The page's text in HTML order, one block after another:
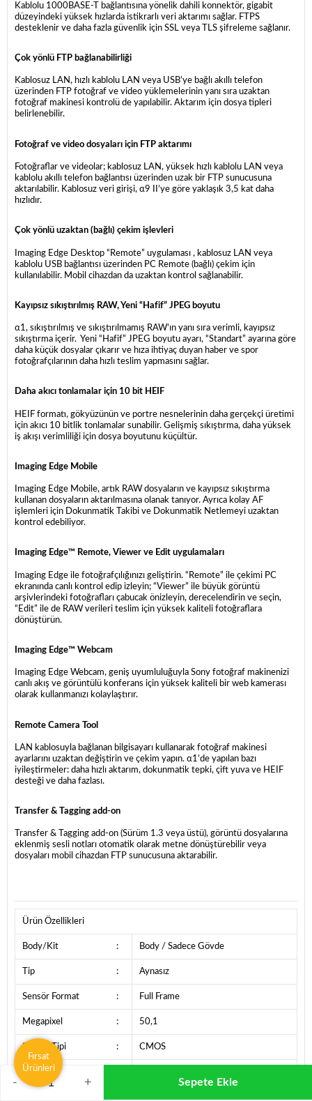
- + Sepete Ekle
Kablolu 1000BASE-T bağlantısına yönelik dahili konnektör, gigabit
düzeyindeki yüksek hızlarda istikrarlı veri aktarımı sağlar. FTPS
desteklenir ve daha fazla güvenlik için SSL veya TLS şifreleme sağlanır.
Çok yönlü FTP bağlanabilirliği
Kablosuz LAN, hızlı kablolu LAN veya USB’ye bağlı akıllı telefon
üzerinden FTP fotoğraf ve video yüklemelerinin yanı sıra uzaktan
fotoğraf makinesi kontrolü de yapılabilir. Aktarım için dosya tipleri
belirlenebilir.
Fotoğraf ve video dosyaları için FTP aktarımı
Fotoğraflar ve videolar; kablosuz LAN, yüksek hızlı kablolu LAN veya
kablolu akıllı telefon bağlantısı üzerinden uzak bir FTP sunucusuna
aktarılabilir. Kablosuz veri girişi, α9 II’ye göre yaklaşık 3,5 kat daha
hızlıdır.
Çok yönlü uzaktan (bağlı) çekim işlevleri
Imaging Edge Desktop “Remote” uygulaması , kablosuz LAN veya
kablolu USB bağlantısı üzerinden PC Remote (bağlı) çekim için
kullanılabilir. Mobil cihazdan da uzaktan kontrol sağlanabilir.
Kayıpsız sıkıştırılmış RAW, Yeni “Hafif” JPEG boyutu
α1, sıkıştırılmış ve sıkıştırılmamış RAW’ın yanı sıra verimli, kayıpsız
sıkıştırma içerir. Yeni “Hafif” JPEG boyutu ayarı, “Standart” ayarına göre
daha küçük dosyalar çıkarır ve hıza ihtiyaç duyan haber ve spor
fotoğrafçılarının daha hızlı teslim yapmasını sağlar.
Daha akıcı tonlamalar için 10 bit HEIF
HEIF formatı, gökyüzünün ve portre nesnelerinin daha gerçekçi üretimi
için akıcı 10 bitlik tonlamalar sunabilir. Gelişmiş sıkıştırma, daha yüksek
iş akışı verimliliği için dosya boyutunu küçültür.
Imaging Edge Mobile
Imaging Edge Mobile, artık RAW dosyaların ve kayıpsız sıkıştırma
kullanan dosyaların aktarılmasına olanak tanıyor. Ayrıca kolay AF
işlemleri için Dokunmatik Takibi ve Dokunmatik Netlemeyi uzaktan
kontrol edebiliyor.
Imaging Edge™ Remote, Viewer ve Edit uygulamaları
Imaging Edge ile fotoğrafçılığınızı geliştirin. “Remote” ile çekimi PC
ekranında canlı kontrol edip izleyin; “Viewer” ile büyük görüntü
arşivlerindeki fotoğrafları çabucak önizleyin, derecelendirin ve seçin,
“Edit” ile de RAW verileri teslim için yüksek kaliteli fotoğraflara
dönüştürün.
Imaging Edge™ Webcam
Imaging Edge Webcam, geniş uyumluluğuyla Sony fotoğraf makinenizi
canlı akış ve görüntülü konferans için yüksek kaliteli bir web kamerası
olarak kullanmanızı kolaylaştırır.
Remote Camera Tool
LAN kablosuyla bağlanan bilgisayarı kullanarak fotoğraf makinesi
ayarlarını uzaktan değiştirin ve çekim yapın. α1’de yapılan bazı
iyileştirmeler: daha hızlı aktarım, dokunmatik tepki, çift yuva ve HEIF
desteği ve daha fazlası.
Transfer & Tagging add-on
Transfer & Tagging add-on (Sürüm 1.3 veya üstü), görüntü dosyalarına
eklenmiş sesli notları otomatik olarak metne dönüştürebilir veya
dosyaları mobil cihazdan FTP sunucusuna aktarabilir.
Ürün Özellikleri
Body/Kit : Body / Sadece Gövde
Tip : Aynasız
Sensör Format : Full Frame
Megapixel : 50,1
Sensör Tipi : CMOS
Bayonet
Fırsat
Ürünleri